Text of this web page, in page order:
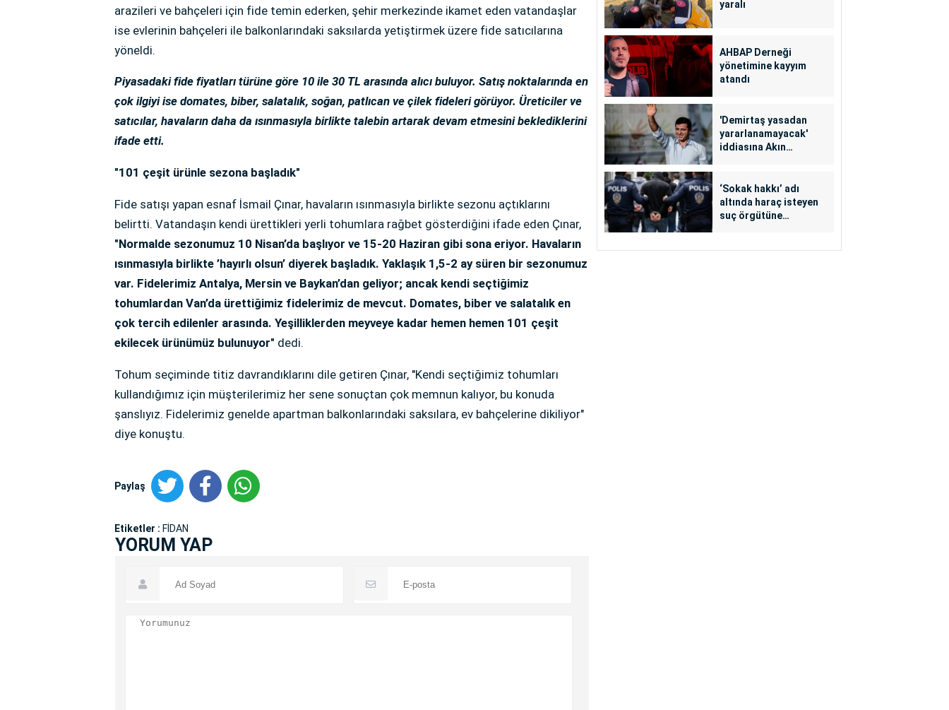
arazileri ve bahçeleri için fide temin ederken, şehir merkezinde ikamet eden vatandaşlar
ise evlerinin bahçeleri ile balkonlarındaki saksılarda yetiştirmek üzere fide satıcılarına
yöneldi.
Piyasadaki fide fiyatları türüne göre 10 ile 30 TL arasında alıcı buluyor. Satış noktalarında en
çok ilgiyi ise domates, biber, salatalık, soğan, patlıcan ve çilek fideleri görüyor. Üreticiler ve
satıcılar, havaların daha da ısınmasıyla birlikte talebin artarak devam etmesini beklediklerini
ifade etti.
"101 çeşit ürünle sezona başladık"
Fide satışı yapan esnaf İsmail Çınar, havaların ısınmasıyla birlikte sezonu açtıklarını
belirtti. Vatandaşın kendi ürettikleri yerli tohumlara rağbet gösterdiğini ifade eden Çınar,
"Normalde sezonumuz 10 Nisan’da başlıyor ve 15-20 Haziran gibi sona eriyor. Havaların
ısınmasıyla birlikte ’hayırlı olsun’ diyerek başladık. Yaklaşık 1,5-2 ay süren bir sezonumuz
var. Fidelerimiz Antalya, Mersin ve Baykan’dan geliyor; ancak kendi seçtiğimiz
tohumlardan Van’da ürettiğimiz fidelerimiz de mevcut. Domates, biber ve salatalık en
çok tercih edilenler arasında. Yeşilliklerden meyveye kadar hemen hemen 101 çeşit
ekilecek ürünümüz bulunuyor" dedi.
Tohum seçiminde titiz davrandıklarını dile getiren Çınar, "Kendi seçtiğimiz tohumları
kullandığımız için müşterilerimiz her sene sonuçtan çok memnun kalıyor, bu konuda
şanslıyız. Fidelerimiz genelde apartman balkonlarındaki saksılara, ev bahçelerine dikiliyor"
diye konuştu.
Paylaş
Etiketler : FİDAN
YORUM YAP
yaralı
AHBAP Derneği
yönetimine kayyım
atandı
'Demirtaş yasadan
yararlanamayacak'
iddiasına Akın
‘Sokak hakkı’ adı
altında haraç isteyen
suç örgütüne